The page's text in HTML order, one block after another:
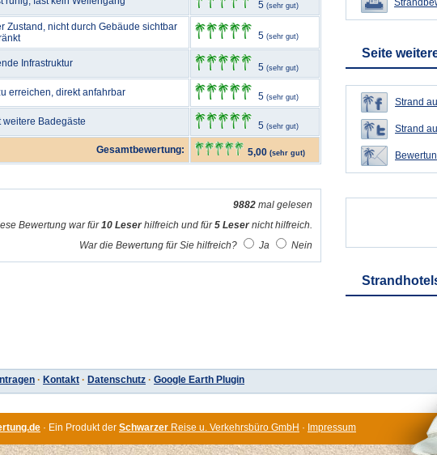
5 (sehr gut)
Zustand, nicht durch Gebäude sichtbar
5 (sehr gut)
Infrastruktur 5 (sehr gut)
erreichen, direkt anfahrbar 5 (sehr gut)
weitere Badegäste 5 (sehr gut)
Gesamtbewertung: 5,00 (sehr gut)
9882 mal gelesen
Bewertung war für10 Leserhilfreich und für5 Lesernicht hilfreich.
War die Bewertung für Sie hilfreich?
Ja Nein
Seite
Strand
Strand
· Kontakt · Datenschutz · Google Earth Plugin
· Ein Produkt der Schwarzer Reise u. Verkehrsbüro GmbH · Impressum